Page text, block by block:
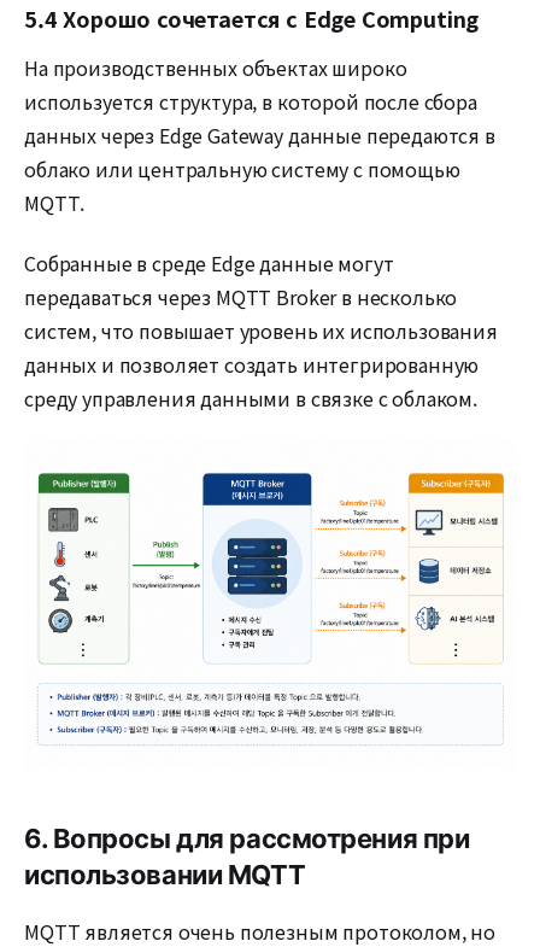
5.4 Хорошо сочетается с Edge Computing
На производственных объектах широко
используется структура, в которой после сбора
данных через Edge Gateway данные передаются в
облако или центральную систему с помощью
MQTT.
Собранные в среде Edge данные могут
передаваться через MQTT Broker в несколько
систем, что повышает уровень их использования
данных и позволяет создать интегрированную
среду управления данными в связке с облаком.
6. Вопросы для рассмотрения при
использовании MQTT
MQTT является очень полезным протоколом, но